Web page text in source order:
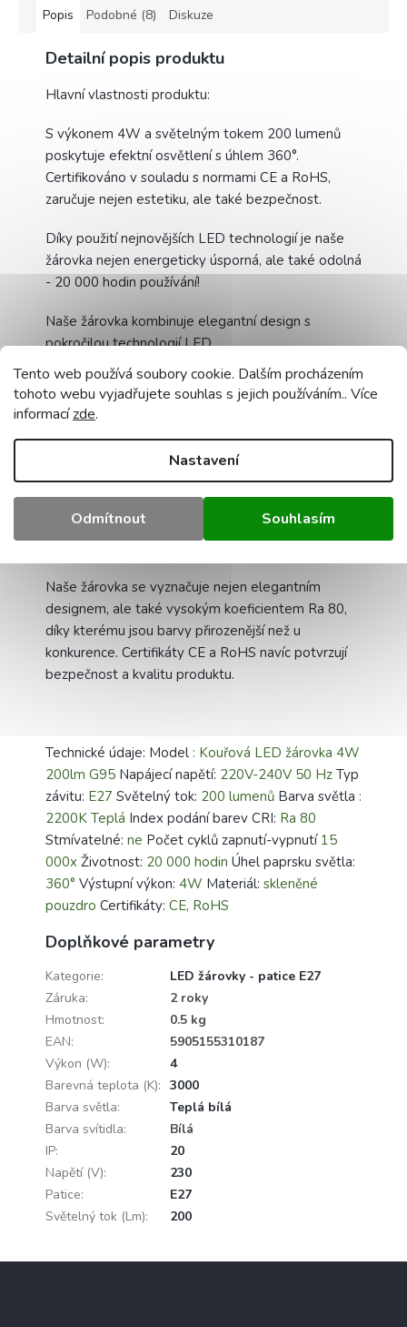
Tento web používá soubory cookie. Dalším procházením
tohoto webu vyjadřujete souhlas s jejich používáním.. Více
informacízde.
Nastavení
Odmítnout Souhlasím
Popis Podobné (8) Diskuze
Detailní popis produktu
Hlavní vlastnosti produktu:
S výkonem 4W a světelným tokem 200 lumenů
poskytuje efektní osvětlení s úhlem 360°.
Certifikováno v souladu s normami CE a RoHS,
zaručuje nejen estetiku, ale také bezpečnost.
Díky použití nejnovějších LED technologií je naše
žárovka nejen energeticky úsporná, ale také odolná
- 20 000 hodin používání!
Naše žárovka kombinuje elegantní design s
pokročilou technologií LED
Velké rozměry žárovky G95 zaručují široký
pozorovací úhel a rovnoměrně rozptylují světlo.
Objevte nové možnosti osvětlení vašeho interiéru.
Ideální pro obývací pokoje, ložnice nebo kavárny,
naše žárovka vytváří hřejivou atmosféru. Ideální pro
ty, kteří oceňují moderní design a vysoce kvalitní
Naše žárovka se vyznačuje nejen elegantním
designem, ale také vysokým koeficientem Ra 80,
díky kterému jsou barvy přirozenější než u
konkurence. Certifikáty CE a RoHS navíc potvrzují
bezpečnost a kvalitu produktu.
Technické údaje: Model : Kouřová LED žárovka 4W
200lm G95 Napájecí napětí: 220V-240V 50 Hz Typ
závitu: E27 Světelný tok: 200 lumenů Barva světla :
2200K Teplá Index podání barev CRI: Ra 80
Stmívatelné: ne Počet cyklů zapnutí-vypnutí 15
000x Životnost: 20 000 hodin Úhel paprsku světla:
360° Výstupní výkon: 4W Materiál: skleněné
pouzdro Certifikáty: CE, RoHS
Doplňkové parametry
Kategorie:
LED žárovky - patice E27
Záruka:
2 roky
Hmotnost:
0.5 kg
EAN:
5905155310187
Výkon (W):
4
Barevná teplota (K): 3000
Barva světla:
Teplá bílá
Barva svítidla:
Bílá
IP:
20
Napětí (V):
230
Patice:
E27
Světelný tok (Lm): 200